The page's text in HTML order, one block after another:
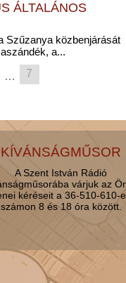
ÁLTALÁNOS
Szűzanya közbenjárását
a...
… 7
KÍVÁNSÁGMŰSOR
A Szent István Rádió
várjuk az
kéréseit a 36-510-610-
számon 8 és 18 óra között.